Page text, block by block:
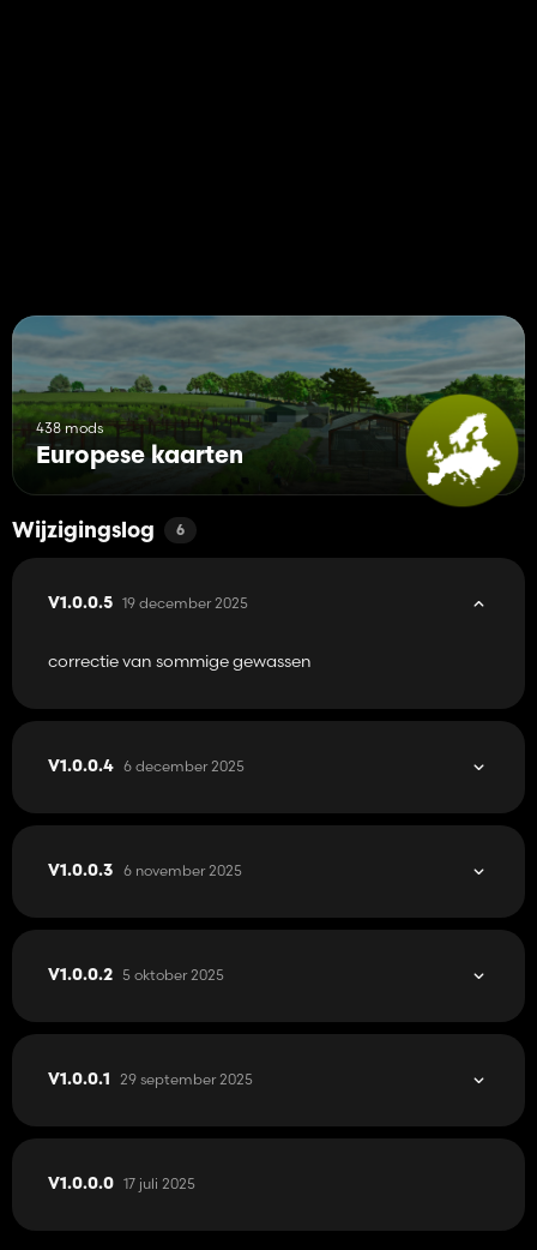
438 mods
Europese kaarten
Wijzigingslog 6
V1.0.0.5 19 december 2025
correctie van sommige gewassen
V1.0.0.4 6 december 2025
V1.0.0.3 6 november 2025
V1.0.0.2 5 oktober 2025
V1.0.0.1 29 september 2025
V1.0.0.0 17 juli 2025